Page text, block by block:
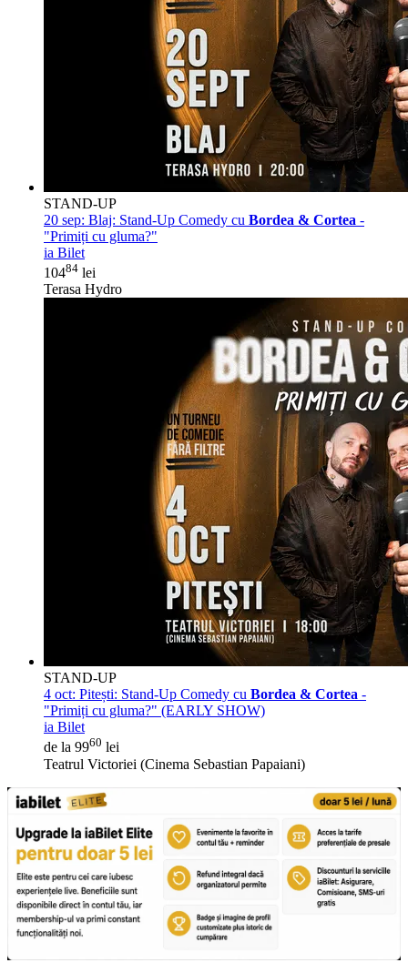
STAND-UP
20 sep: Blaj: Stand-Up Comedy cu Bordea & Cortea -
"Primiți cu gluma?"
ia Bilet
10484 lei
Terasa Hydro
STAND-UP
4 oct: Pitești: Stand-Up Comedy cu Bordea & Cortea -
"Primiți cu gluma?" (EARLY SHOW)
ia Bilet
de la 9960 lei
Teatrul Victoriei (Cinema Sebastian Papaiani)